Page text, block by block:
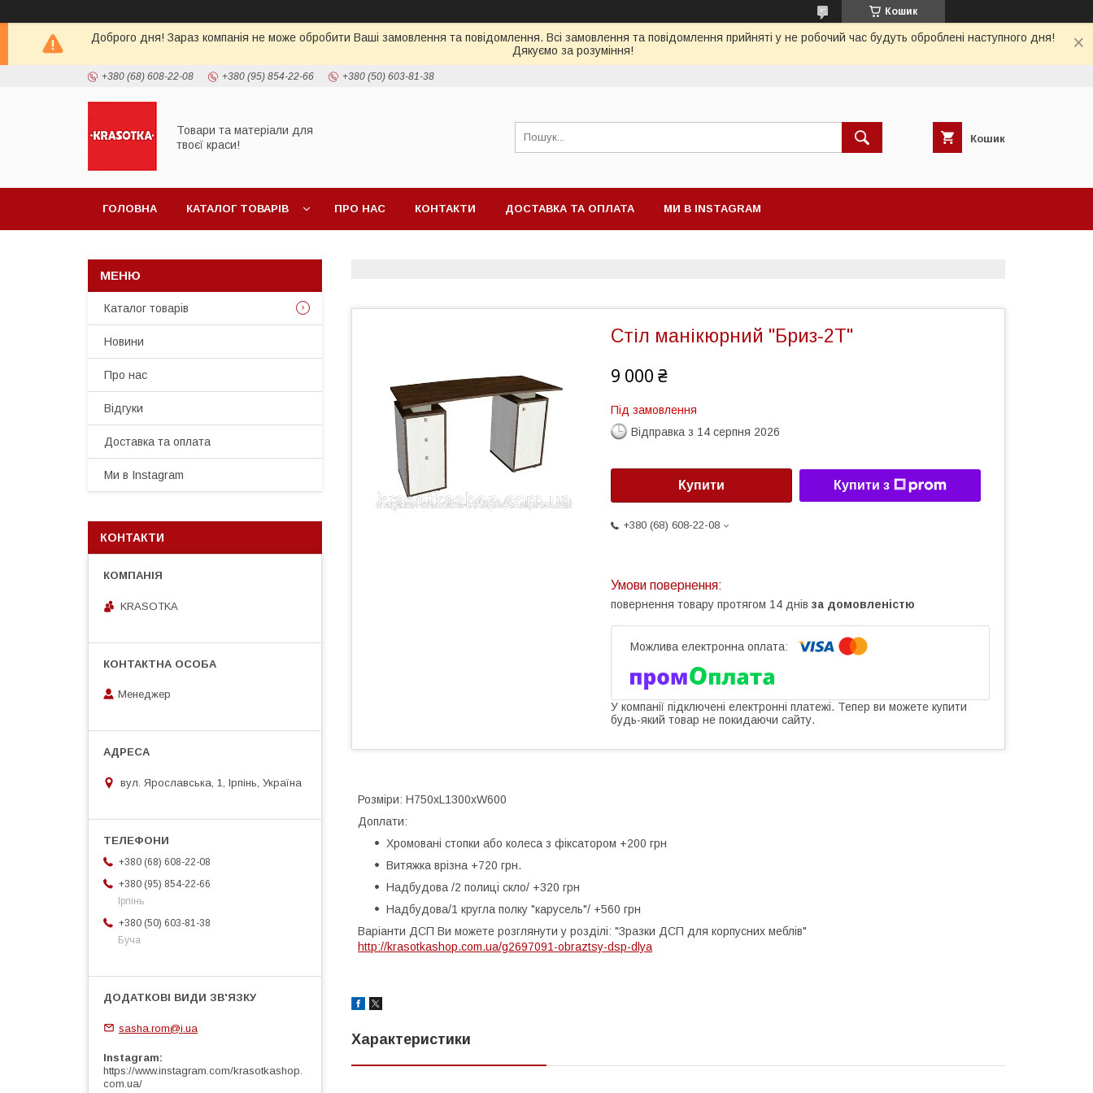
Кошик
Доброго дня! Зараз компанія не може обробити Ваші замовлення та повідомлення. Всі замовлення та повідомлення прийняті у не робочий час будуть оброблені наступного дня!
Дякуємо за розуміння!
+380 (68) 608-22-08 +380 (95) 854-22-66 +380 (50) 603-81-38
Товари та матеріали для
твоєї краси!
Кошик
ГОЛОВНА КАТАЛОГ ТОВАРIВ ПРО НАС КОНТАКТИ ДОСТАВКА ТА ОПЛАТА МИ В INSTAGRAM
Стіл манікюрний "Бриз-2Т"
9 000 ₴
Під замовлення
Відправка з 14 серпня 2026
Купити Купити з
+380 (68) 608-22-08
повернення товару протягом 14 днів за домовленістю
У компанії підключені електронні платежі. Тепер ви можете купити
будь-який товар не покидаючи сайту.
Розміри: Н750хL1300хW600
Доплати:
Хромовані стопки або колеса з фіксатором +200 грн
Витяжка врізна +720 грн.
Надбудова /2 полиці скло/ +320 грн
Надбудова/1 кругла полку "карусель"/ +560 грн
Варіанти ДСП Ви можете розглянути у розділі: "Зразки ДСП для корпусних меблів"
http://krasotkashop.com.ua/g2697091-obraztsy-dsp-dlya
Характеристики
Каталог товарiв
Новини
Про нас
Відгуки
Доставка та оплата
Ми в Instagram
КОНТАКТИ
KRASOTKA
Менеджер
вул. Ярославська, 1, Ірпінь, Україна
+380 (68) 608-22-08
+380 (95) 854-22-66
Ірпінь
+380 (50) 603-81-38
Буча
sasha.rom@i.ua
Instagram
https://www.instagram.com/krasotkashop.
com.ua/